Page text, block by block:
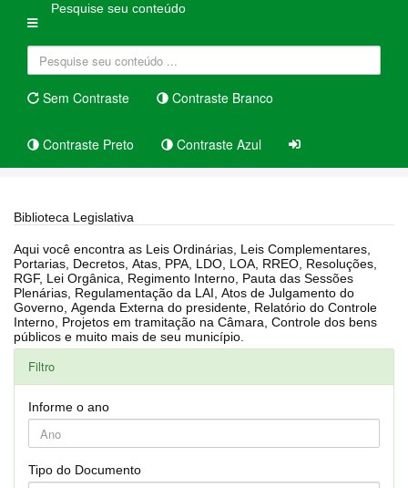
Pesquise seu conteúdo
Sem Contraste Contraste Branco
Contraste Preto Contraste Azul
Biblioteca Legislativa
Aqui você encontra as Leis Ordinárias, Leis Complementares,
Portarias, Decretos, Atas, PPA, LDO, LOA, RREO, Resoluções,
RGF, Lei Orgânica, Regimento Interno, Pauta das Sessões
Plenárias, Regulamentação da LAI, Atos de Julgamento do
Governo, Agenda Externa do presidente, Relatório do Controle
Interno, Projetos em tramitação na Câmara, Controle dos bens
públicos e muito mais de seu município.
Filtro
Informe o ano
Tipo do Documento